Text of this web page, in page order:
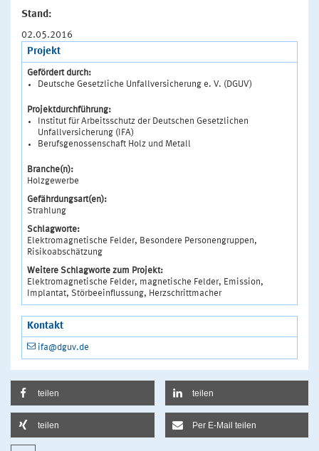
Stand:
02.05.2016
Projekt
Gefördert durch:
Deutsche Gesetzliche Unfallversicherung e. V. (DGUV)
Projektdurchführung:
Institut für Arbeitsschutz der Deutschen Gesetzlichen
Unfallversicherung (IFA)
Berufsgenossenschaft Holz und Metall
Branche(n):
Holzgewerbe
Gefährdungsart(en):
Strahlung
Schlagworte:
Elektromagnetische Felder, Besondere Personengruppen,
Risikoabschätzung
Weitere Schlagworte zum Projekt:
Elektromagnetische Felder, magnetische Felder, Emission,
Implantat, Störbeeinflussung, Herzschrittmacher
Kontakt
ifa@dguv.de
teilen teilen
teilen Per E-Mail teilen